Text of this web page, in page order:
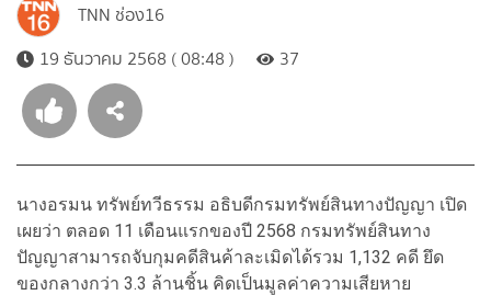
TNN ช่อง16
19 ธันวาคม 2568 ( 08:48 )
37
นางอรมน ทรัพย์ทวีธรรม อธิบดีกรมทรัพย์สินทางปัญญา เปิด
เผยว่า ตลอด 11 เดือนแรกของปี 2568 กรมทรัพย์สินทาง
ปัญญาสามารถจับกุมคดีสินค้าละเมิดได้รวม 1,132 คดี ยึด
ของกลางกว่า 3.3 ล้านชิ้น คิดเป็นมูลค่าความเสียหาย